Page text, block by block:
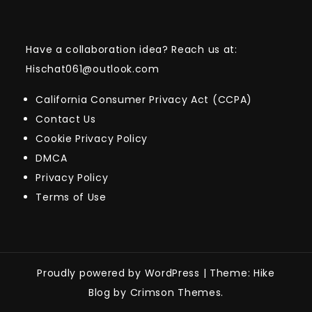
Have a collaboration idea? Reach us at:
Hischat061@outlook.com
California Consumer Privacy Act (CCPA)
Contact Us
Cookie Privacy Policy
DMCA
Privacy Policy
Terms of Use
Proudly powered by WordPress | Theme: Hike
Blog by Crimson Themes.